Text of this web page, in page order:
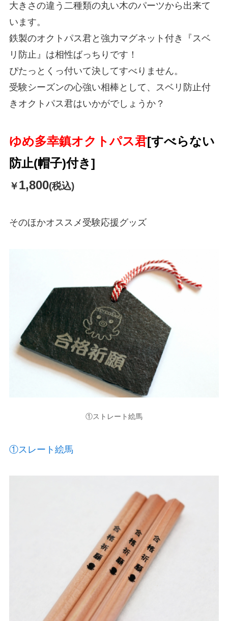
大きさの違う二種類の丸い木のパーツから出来て
います。
鉄製のオクトパス君と強力マグネット付き『スベ
リ防止』は相性ばっちりです！
ぴたっとくっ付いて決してすべりません。
受験シーズンの心強い相棒として、スベリ防止付
きオクトパス君はいかがでしょうか？
ゆめ多幸鎮オクトパス君[すべらない
防止(帽子)付き]
￥1,800(税込)
そのほかオススメ受験応援グッズ
①ストレート絵馬
①スレート絵馬